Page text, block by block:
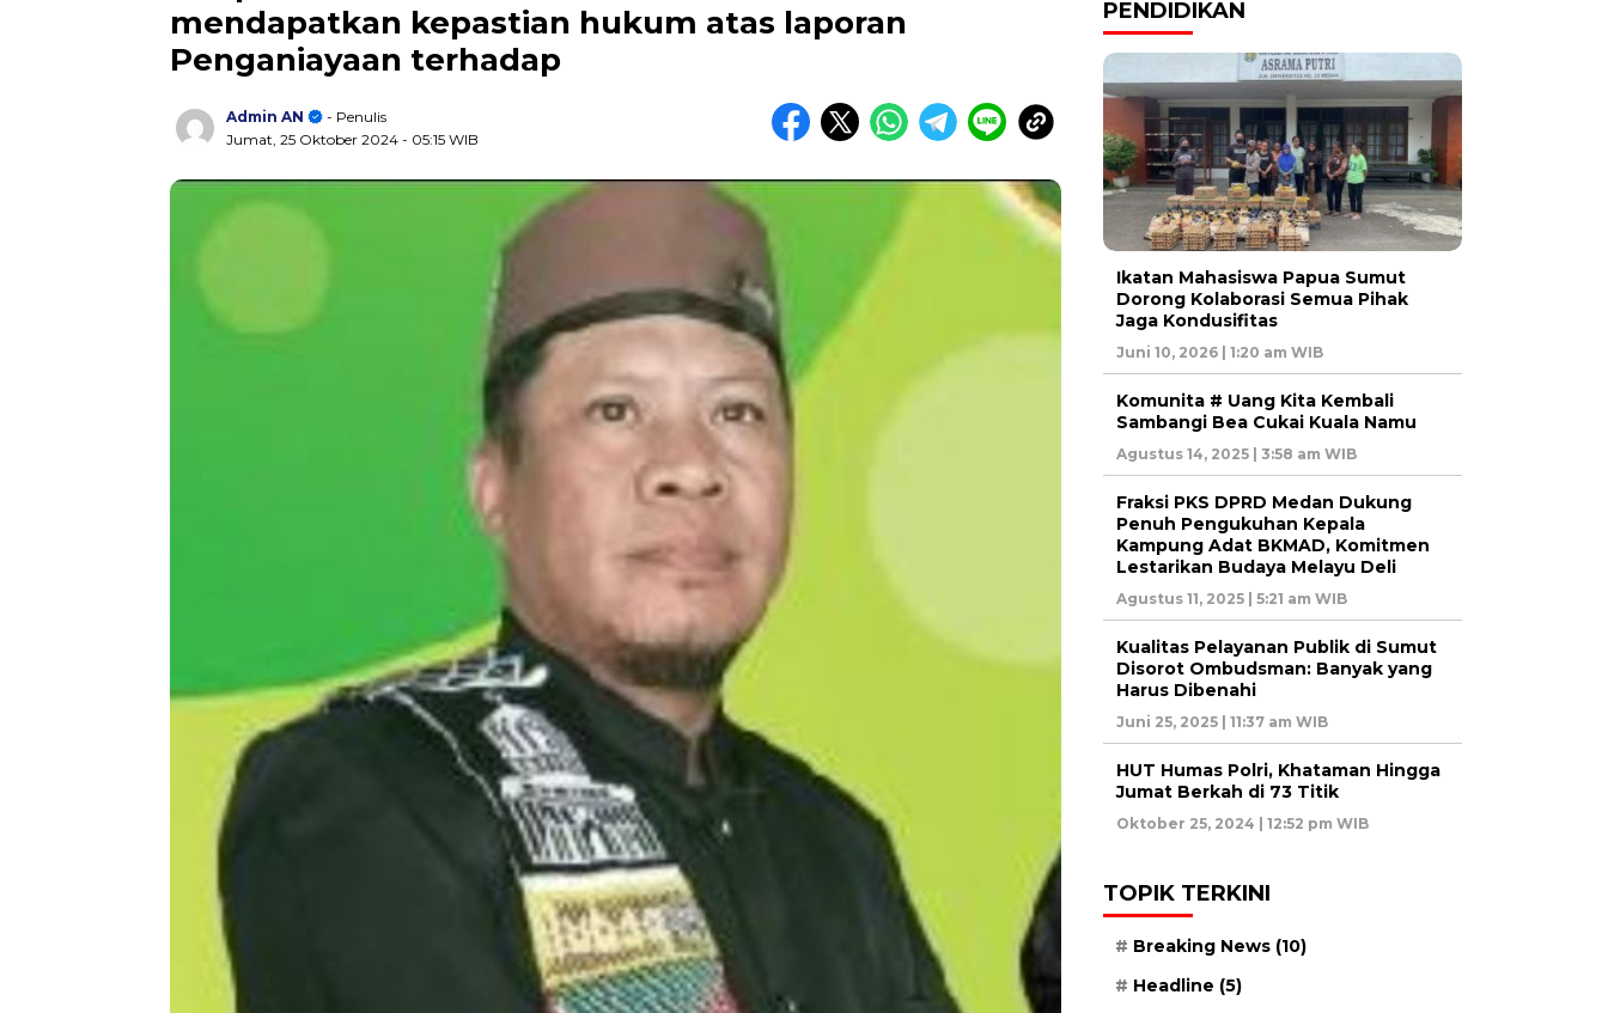
mendapatkan kepastian hukum atas laporan
Penganiayaan terhadap
Admin AN
- Penulis
Jumat, 25 Oktober 2024 - 05:15 WIB
PENDIDIKAN
Ikatan Mahasiswa Papua Sumut
Dorong Kolaborasi Semua Pihak
Jaga Kondusifitas
Juni 10, 2026 | 1:20 am WIB
Komunita # Uang Kita Kembali
Sambangi Bea Cukai Kuala Namu
Agustus 14, 2025 | 3:58 am WIB
Fraksi PKS DPRD Medan Dukung
Penuh Pengukuhan Kepala
Kampung Adat BKMAD, Komitmen
Lestarikan Budaya Melayu Deli
Agustus 11, 2025 | 5:21 am WIB
Kualitas Pelayanan Publik di Sumut
Disorot Ombudsman: Banyak yang
Harus Dibenahi
Juni 25, 2025 | 11:37 am WIB
HUT Humas Polri, Khataman Hingga
Jumat Berkah di 73 Titik
Oktober 25, 2024 | 12:52 pm WIB
TOPIK TERKINI
Breaking News (10)
Headline (5)